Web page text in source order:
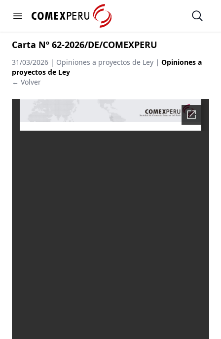
Open menu
https://www.comexperu.org.pe Open
Carta Nº 62-2026/DE/COMEXPERU
31/03/2026 | Opiniones a proyectos de Ley | Opiniones a
proyectos de Ley
← Volver